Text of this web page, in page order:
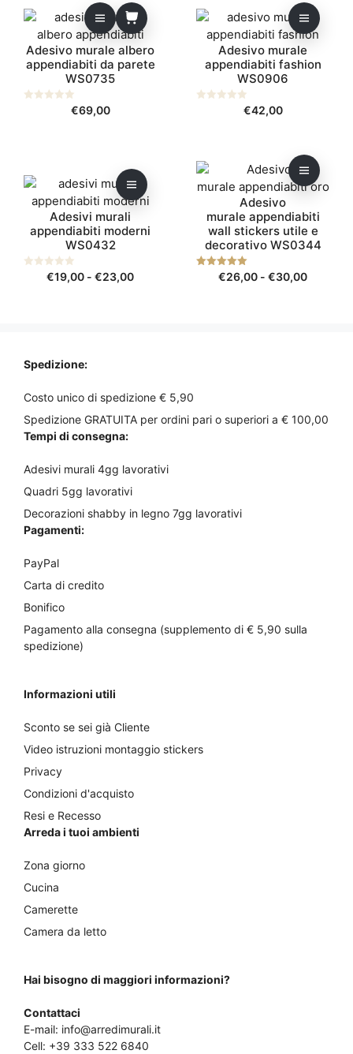
Adesivo murale albero
appendiabiti da parete
WS0735
€69,00
Adesivo murale
appendiabiti fashion
WS0906
€42,00
Questo
prodotto
più
varianti.
Le
scelte
nella
del
prodotto
Adesivi murali
appendiabiti moderni
WS0432
€19,00 - €23,00Fascia
prodotto
ha
varianti.
Le
opzioni
pagina
prodotto
Adesivo
murale appendiabiti
wall stickers utile e
decorativo WS0344
5.00
€26,00 - €30,00Fascia
Questo
prodotto
più
varianti.
Le
opzioni
Spedizione:
Costo unico di spedizione € 5,90
Spedizione GRATUITA per ordini pari o superiori a € 100,00
Tempi di consegna:
Adesivi murali 4gg lavorativi
Quadri 5gg lavorativi
Decorazioni shabby in legno 7gg lavorativi
Pagamenti:
PayPal
Carta di credito
Bonifico
Pagamento alla consegna (supplemento di € 5,90 sulla
spedizione)
Informazioni utili
Sconto se sei già Cliente
Video istruzioni montaggio stickers
Privacy
Condizioni d'acquisto
Resi e Recesso
Arreda i tuoi ambienti
Zona giorno
Cucina
Camerette
Camera da letto
Hai bisogno di maggiori informazioni?
Contattaci
E-mail: info@arredimurali.it
Cell: +39 333 522 6840